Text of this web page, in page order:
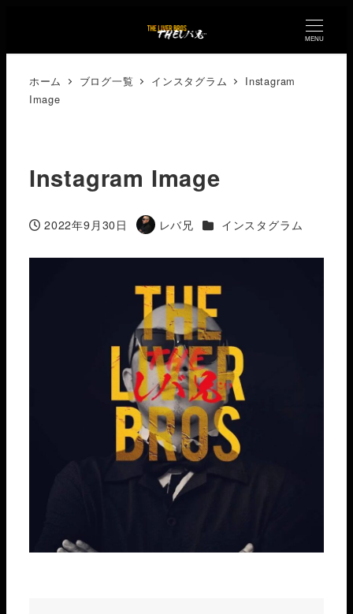
MENU
ホーム ブログ一覧 インスタグラム
Instagram
Image
Instagram Image
投稿日
2022年9月30日
著
レバ兄 カテゴリー
インスタグラム